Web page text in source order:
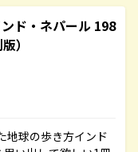
ド・ネパール 198
）
地球の歩き方インド